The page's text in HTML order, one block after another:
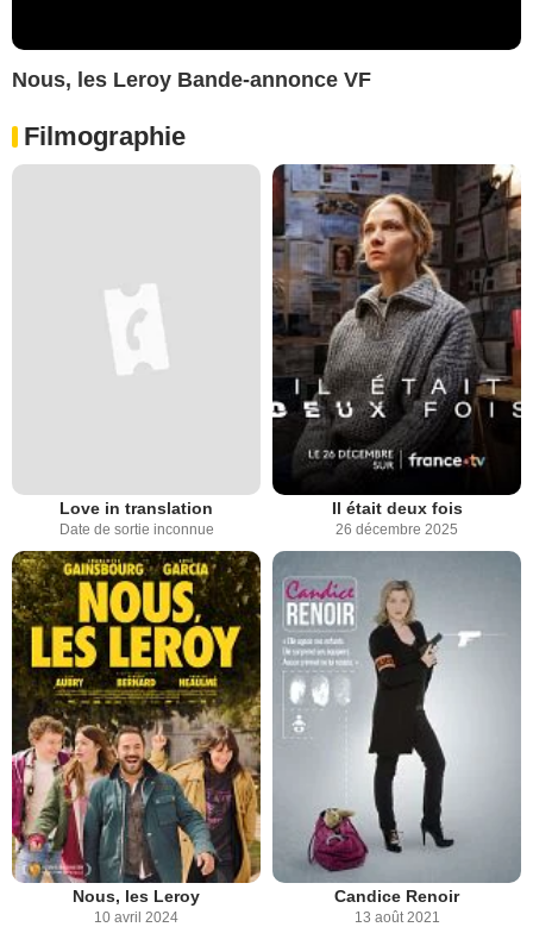
Nous, les Leroy Bande-annonce VF
Filmographie
Love in translation
Date de sortie inconnue
Il était deux fois
26 décembre 2025
Nous, les Leroy
10 avril 2024
Candice Renoir
13 août 2021